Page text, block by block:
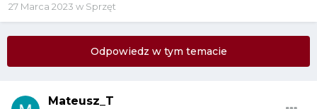
27 Marca 2023 w Sprzęt
Odpowiedz w tym temacie
Mateusz_T